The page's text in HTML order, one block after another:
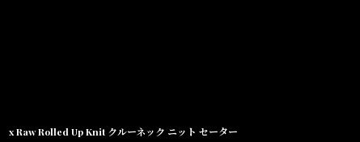
x Raw Rolled Up Knit クルーネック ニット セーター